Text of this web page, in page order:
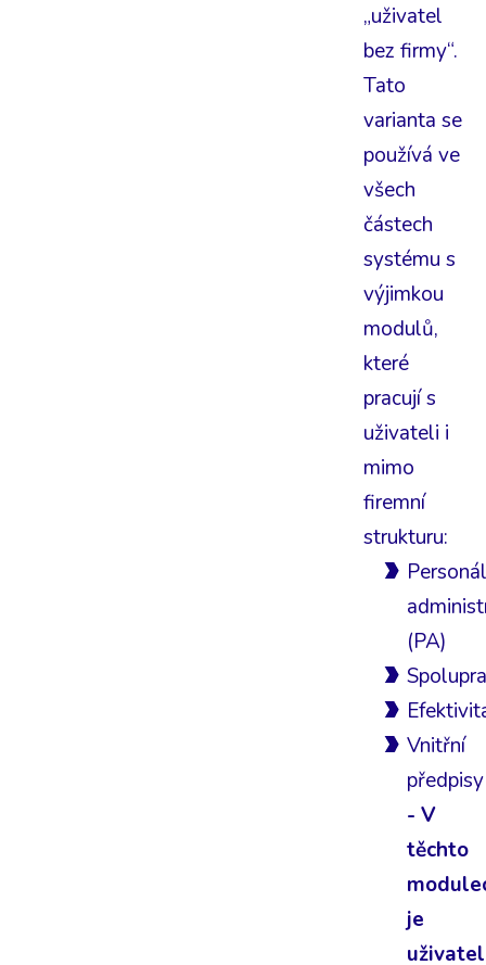
„uživatel
bez firmy“.
Tato
varianta se
používá ve
všech
částech
systému s
výjimkou
modulů,
které
pracují s
uživateli i
mimo
firemní
strukturu:
(PA)
Vnitřní
předpisy
- V
těchto
je
uživatel